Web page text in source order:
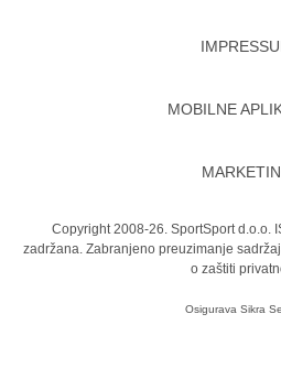
MOBILNE
Copyright 2008-26. SportSport d.o.o.
zadržana. Zabranjeno preuzimanje
o zaštiti
Osigurava Sikra